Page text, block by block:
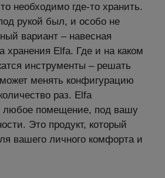
необходимо где-то хранить.
рукой был, и особо не
вариант – навесная
хранения Elfa. Где и на каком
инструменты – решать
менять конфигурацию
раз. Elfa
любое помещение, под вашу
Это продукт, который
вашего личного комфорта и